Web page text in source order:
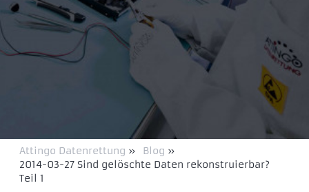
Attingo Datenrettung » Blog »
2014-03-27 Sind gelöschte Daten rekonstruierbar?
Teil 1